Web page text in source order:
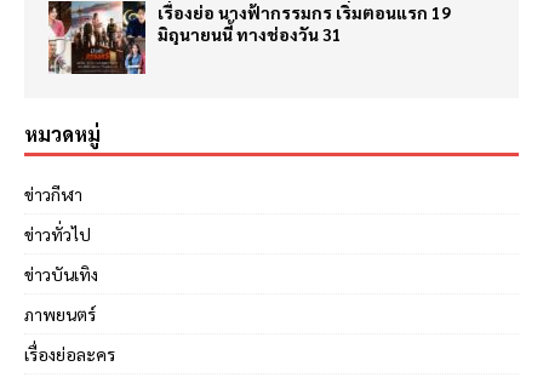
เรื่องย่อ นางฟ้ากรรมกร เริ่มตอนแรก 19
มิถุนายนนี้ ทางช่องวัน 31
หมวดหมู่
ข่าวกีฬา
ข่าวทั่วไป
ข่าวบันเทิง
ภาพยนตร์
เรื่องย่อละคร